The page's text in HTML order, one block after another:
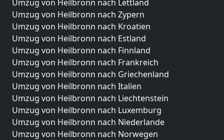
Umzug von Heilbronn nach Lettland
Umzug von Heilbronn nach Zypern
Umzug von Heilbronn nach Kroatien
Umzug von Heilbronn nach Estland
Umzug von Heilbronn nach Finnland
Umzug von Heilbronn nach Frankreich
Umzug von Heilbronn nach Griechenland
Umzug von Heilbronn nach Italien
Umzug von Heilbronn nach Liechtenstein
Umzug von Heilbronn nach Luxemburg
Umzug von Heilbronn nach Niederlande
Umzug von Heilbronn nach Norwegen